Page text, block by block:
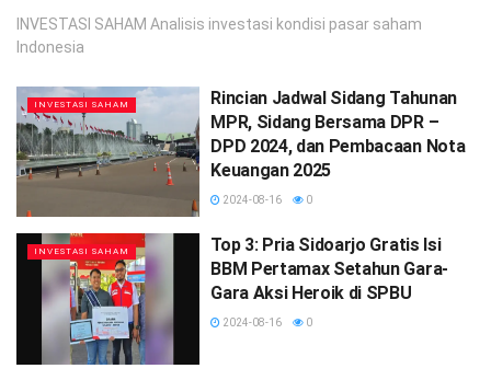
INVESTASI SAHAM Analisis investasi kondisi pasar saham
Indonesia
INVESTASI SAHAM
Rincian Jadwal Sidang Tahunan
MPR, Sidang Bersama DPR –
DPD 2024, dan Pembacaan Nota
Keuangan 2025
2024-08-16 0
INVESTASI SAHAM
Top 3: Pria Sidoarjo Gratis Isi
BBM Pertamax Setahun Gara-
Gara Aksi Heroik di SPBU
2024-08-16 0